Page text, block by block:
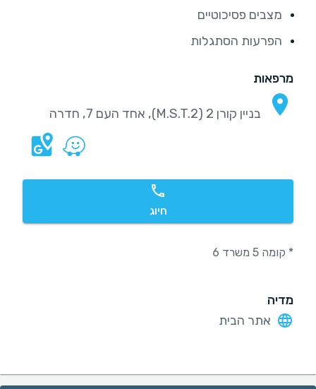
מצבים פסיכוטיים
הפרעות הסתגלות
מרפאות
בניין קורן 2 (M.S.T.2), אחד העם 7, חדרה
חיוג
* קומה 5 משרד 6
מדיה
אתר הבית